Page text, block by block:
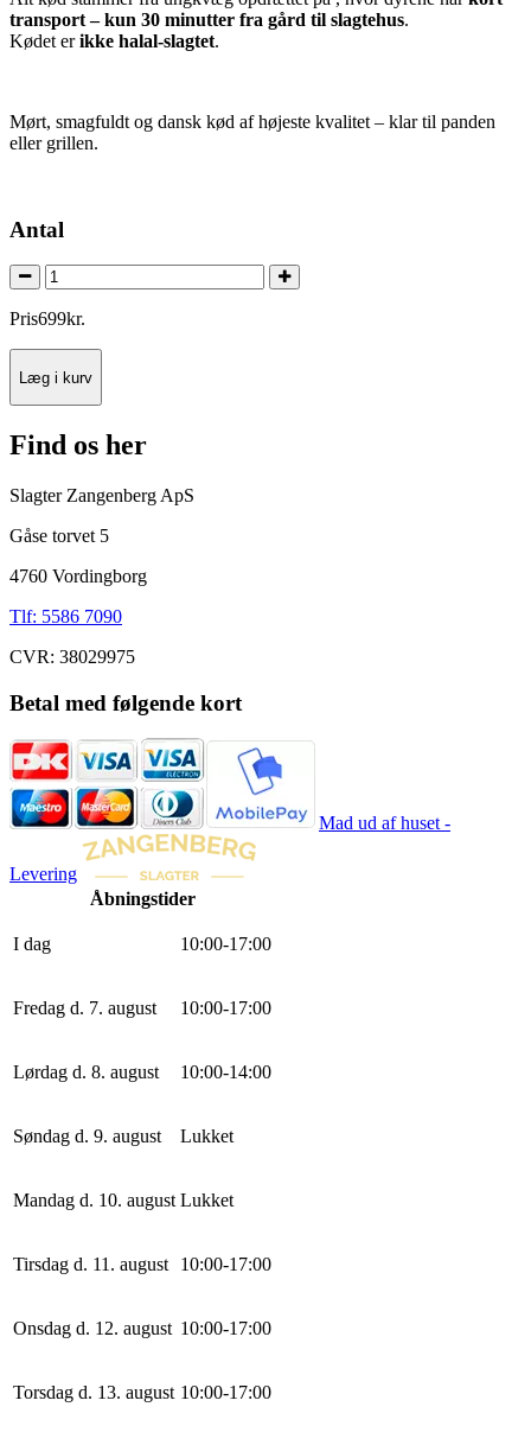
transport – kun 30 minutter fra gård til slagtehus.
Kødet erikke halal-slagtet.
Mørt, smagfuldt og dansk kød af højeste kvalitet – klar til panden
eller grillen.
Antal
Pris699kr.
Læg i kurv
Find os her
Slagter Zangenberg ApS
Gåse torvet 5
4760 Vordingborg
Tlf: 5586 7090
CVR: 38029975
Betal med følgende kort
Mad ud af huset -
Levering
Åbningstider
I dag 10:00-17:00
Fredag d. 7. august 10:00-17:00
Lørdag d. 8. august 10:00-14:00
Søndag d. 9. august Lukket
Mandag d. 10. august Lukket
Tirsdag d. 11. august 10:00-17:00
Onsdag d. 12. august 10:00-17:00
Torsdag d. 13. august 10:00-17:00